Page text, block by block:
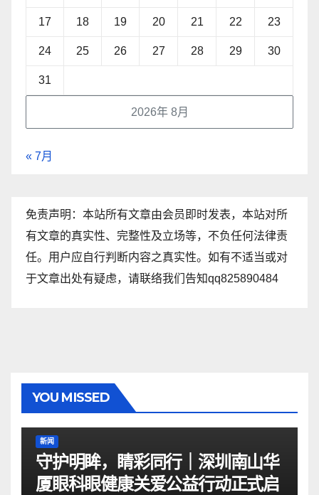
2026年 8月
17 18 19 20 21 22 23
24 25 26 27 28 29 30
31
« 7月
免责声明：本站所有文章由会员即时发表，本站对所
有文章的真实性、完整性及立场等，不负任何法律责
任。用户应自行判断内容之真实性。如有不适当或对
于文章出处有疑虑，请联络我们告知qq825890484
YOU MISSED
新闻
守护明眸，睛彩同行｜深圳南山华
厦眼科眼健康关爱公益行动正式启